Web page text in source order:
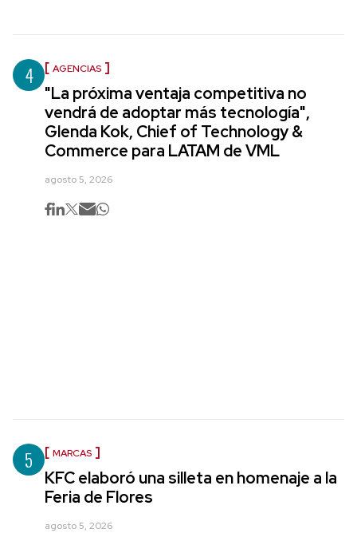
4 AGENCIAS
"La próxima ventaja competitiva no
vendrá de adoptar más tecnología",
Glenda Kok, Chief of Technology &
Commerce para LATAM de VML
agosto 5, 2026
5 MARCAS
KFC elaboró una silleta en homenaje a la
Feria de Flores
agosto 5, 2026